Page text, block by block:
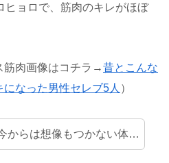
ヒョロで、筋肉のキレがほぼ
筋肉画像はコチラ→昔とこんな
なった男性セレブ5人 ）
からは想像もつかない体…